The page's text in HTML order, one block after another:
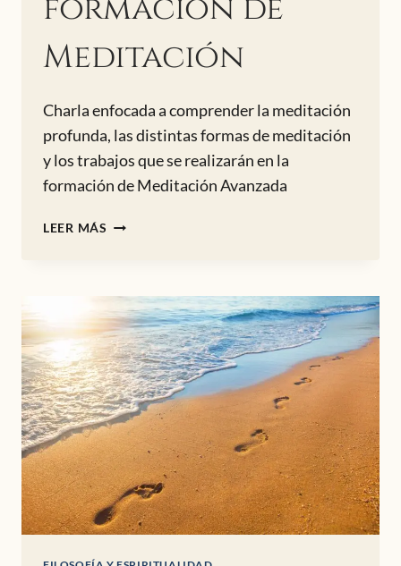
formación de
Meditación
Charla enfocada a comprender la meditación
profunda, las distintas formas de meditación
y los trabajos que se realizarán en la
formación de Meditación Avanzada
LEER MÁS CHARLA
MEDITACIÓN